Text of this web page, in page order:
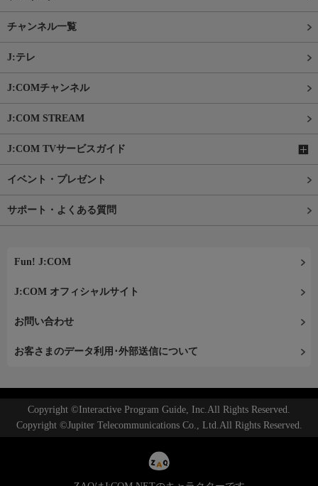
チャンネル一覧
J:テレ
J:COMチャンネル
J:COM STREAM
J:COM TVサービスガイド
イベント・プレゼント
サポート・よくある質問
Fun! J:COM
J:COM オフィシャルサイト
お問い合わせ
お客さまのデータ利用･外部送信について
Copyright ©Interactive Program Guide, Inc.All Rights Reserved.
Copyright ©Jupiter Telecommunications Co., Ltd.All Rights Reserved.